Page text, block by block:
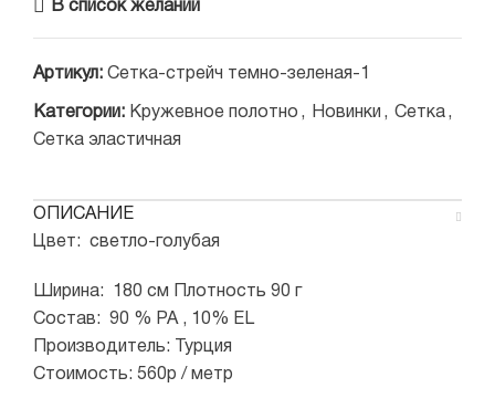
В список желаний
Артикул: Сетка-стрейч темно-зеленая-1
Категории: Кружевное полотно , Новинки , Сетка ,
Сетка эластичная
ОПИСАНИЕ
Цвет: светло-голубая
Ширина: 180 см Плотность 90 г
Состав: 90 % PA , 10% EL
Производитель: Турция
Стоимость: 560р / метр